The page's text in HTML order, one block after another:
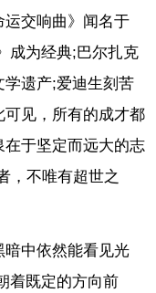
运交响曲》闻名于
成为经典;巴尔扎克
学遗产;爱迪生刻苦
见，所有的成才都
于坚定而远大的志
，不唯有超世之
中依然能看见光
着既定的方向前